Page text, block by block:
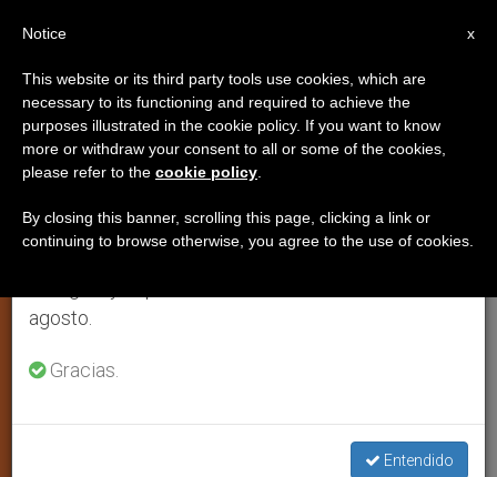
Eutanasia: ¿muerte digna?
Comentario del secretario general de la
MAYO 14, 2006 00:00
h
a
s
e
s
e b t e
×
Aviso importante
Del 27 de julio al 7 de agosto haremos la pausa
anual, aprovechando que en el periodo de verano
se generan menos informaciones y también el
agosto.
Gracias.
Entendido
x
Notice
This website or its third party tools use cookies, which are
necessary to its functioning and required to achieve the
purposes illustrated in the cookie policy. If you want to know
more or withdraw your consent to all or some of the cookies,
please refer to the cookie policy
By closing this banner, scrolling this page, clicking a link or
continuing to browse otherwise, you agree to the use of cookies.